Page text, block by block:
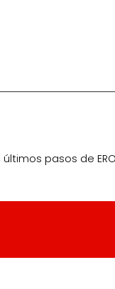
pasos de